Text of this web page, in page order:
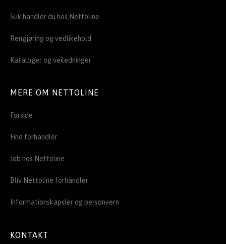
Slik handler du hos Nettoline
Rengjøring og vedlikehold
Kataloger og veiledninger
MERE OM NETTOLINE
Forside
Find forhandler
Job hos Nettoline
Bliv Nettoline forhandler
Informationskapsler og personvern
KONTAKT